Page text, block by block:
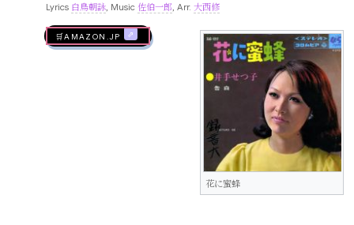
Lyrics 白鳥朝詠, Music 佐伯一郎 , Arr. 大西修
花に蜜蜂
🛒AMAZON.jp